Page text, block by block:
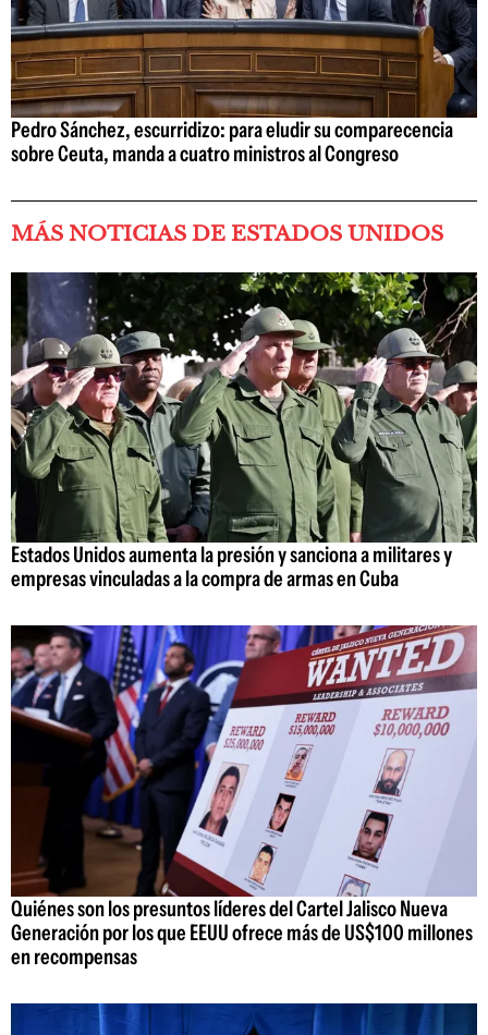
Pedro Sánchez, escurridizo: para eludir su comparecencia
sobre Ceuta, manda a cuatro ministros al Congreso
MÁS NOTICIAS DE ESTADOS UNIDOS
Estados Unidos aumenta la presión y sanciona a militares y
empresas vinculadas a la compra de armas en Cuba
Quiénes son los presuntos líderes del Cartel Jalisco Nueva
Generación por los que EEUU ofrece más de US$100 millones
en recompensas